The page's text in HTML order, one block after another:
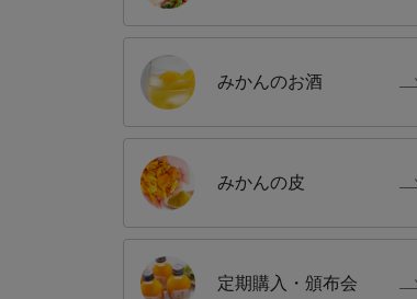
みかんのお酒
みかんの皮
定期購入 ・頒布会